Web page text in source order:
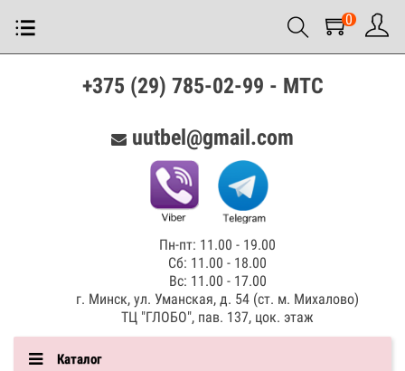
0
+375 (29) 785-02-99 - МТС
uutbel@gmail.com
Пн-пт: 11.00 - 19.00
Сб: 11.00 - 18.00
Вс: 11.00 - 17.00
г. Минск, ул. Уманская, д. 54 (ст. м. Михалово)
ТЦ "ГЛОБО", пав. 137, цок. этаж
Каталог